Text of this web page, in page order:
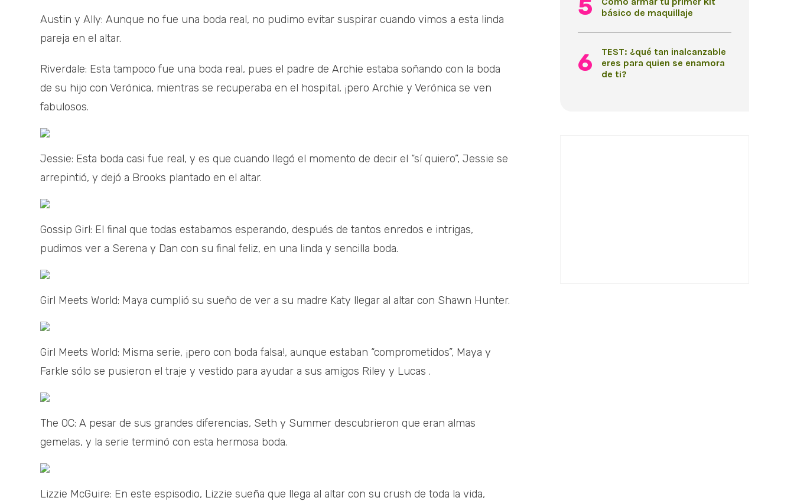
Austin y Ally: Aunque no fue una boda real, no pudimo evitar suspirar cuando vimos a esta linda
pareja en el altar.
Riverdale: Esta tampoco fue una boda real, pues el padre de Archie estaba soñando con la boda
de su hijo con Verónica, mientras se recuperaba en el hospital, ¡pero Archie y Verónica se ven
fabulosos.
Jessie: Esta boda casi fue real, y es que cuando llegó el momento de decir el “sí quiero”, Jessie se
arrepintió, y dejó a Brooks plantado en el altar.
Gossip Girl: El final que todas estabamos esperando, después de tantos enredos e intrigas,
pudimos ver a Serena y Dan con su final feliz, en una linda y sencilla boda.
Girl Meets World: Maya cumplió su sueño de ver a su madre Katy llegar al altar con Shawn Hunter.
Girl Meets World: Misma serie, ¡pero con boda falsa!, aunque estaban “comprometidos”, Maya y
Farkle sólo se pusieron el traje y vestido para ayudar a sus amigos Riley y Lucas .
The OC: A pesar de sus grandes diferencias, Seth y Summer descubrieron que eran almas
gemelas, y la serie terminó con esta hermosa boda.
Lizzie McGuire: En este espisodio, Lizzie sueña que llega al altar con su crush de toda la vida,
básico de maquillaje
TEST: ¿qué tan inalcanzable
eres para quien se enamora
de ti?